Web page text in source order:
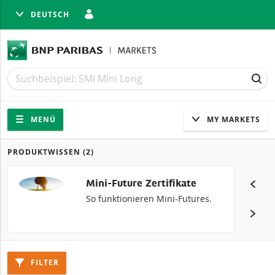
DEUTSCH
Suche
Suche
Navigation
Seitennavigation
MENÜ MY MARKETS
Produkte
PRODUKTWISSEN (2)
Mini-Future Zertifikate
So funktionieren Mini-Futures.
FILTER